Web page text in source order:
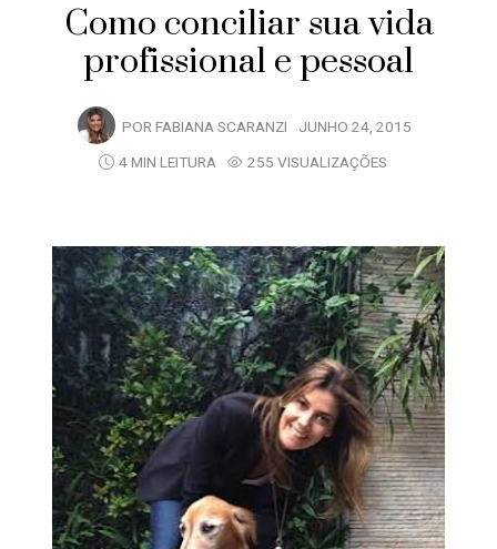
Como conciliar sua vida
profissional e pessoal
POR FABIANA SCARANZI JUNHO 24, 2015
4 MIN LEITURA
255 VISUALIZAÇÕES